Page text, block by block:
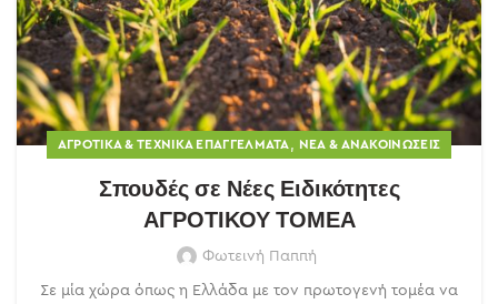
ΑΓΡΟΤΙΚΆ & ΤΕΧΝΙΚΆ ΕΠΑΓΓΈΛΜΑΤΑ ΝΈΑ & ΑΝΑΚΟΙΝΏΣΕΙΣ
Σπουδές σε Νέες Ειδικότητες
ΑΓΡΟΤΙΚΟΥ ΤΟΜΕΑ
Φωτεινή Παππή
Σε μία χώρα όπως η Ελλάδα με τον πρωτογενή τομέα να